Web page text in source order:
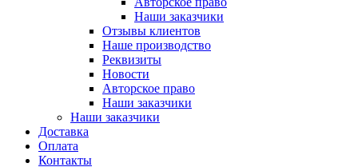
Наши заказчики
Отзывы клиентов
Наше производство
Реквизиты
Новости
Авторское право
Наши заказчики
Наши заказчики
Доставка
Оплата
Контакты